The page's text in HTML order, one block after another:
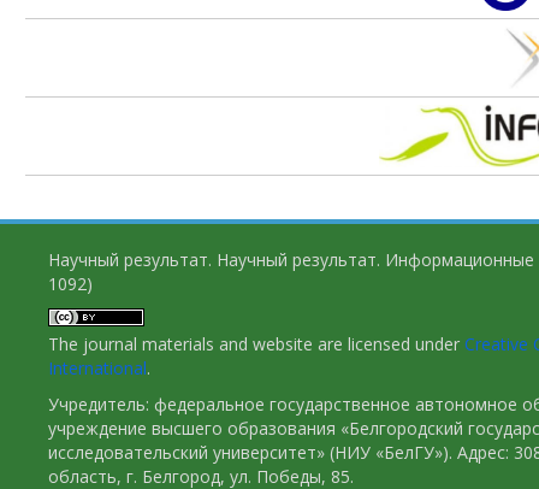
Научный результат. Научный результат. Информационные
1092)
The journal materials and website are licensed under Creative
International.
Учредитель: федеральное государственное автономное
учреждение высшего образования «Белгородский
исследовательский университет» (НИУ «БелГУ»). Адрес:
область, г. Белгород, ул. Победы, 85.